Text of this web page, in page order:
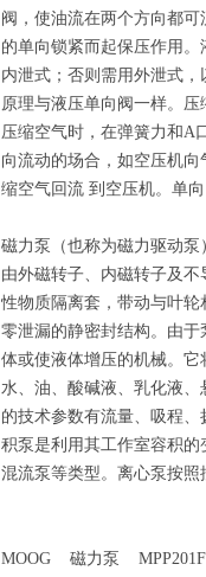
阀，使油流在两个方向都
的单向锁紧而起保压作用
内泄式；否则需用外泄式
原理与液压单向阀一样。
压缩空气时，在弹簧力和A
向流动的场合，如空压机
缩空气回流 到空压机。单
磁力泵（也称为磁力驱动
由外磁转子、内磁转子及
性物质隔离套，带动与叶
零泄漏的静密封结构。由
体或使液体增压的机械。
水、油、酸碱液、乳化液
的技术参数有流量、吸程
积泵是利用其工作室容积
混流泵等类型。离心泵按
MOOG 磁力泵